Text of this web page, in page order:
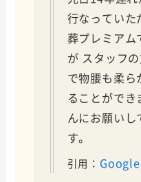
行なっていた
葬プレミアム
が スタッフ
で物腰も柔
ることがで
んにお願い
す。
引用：